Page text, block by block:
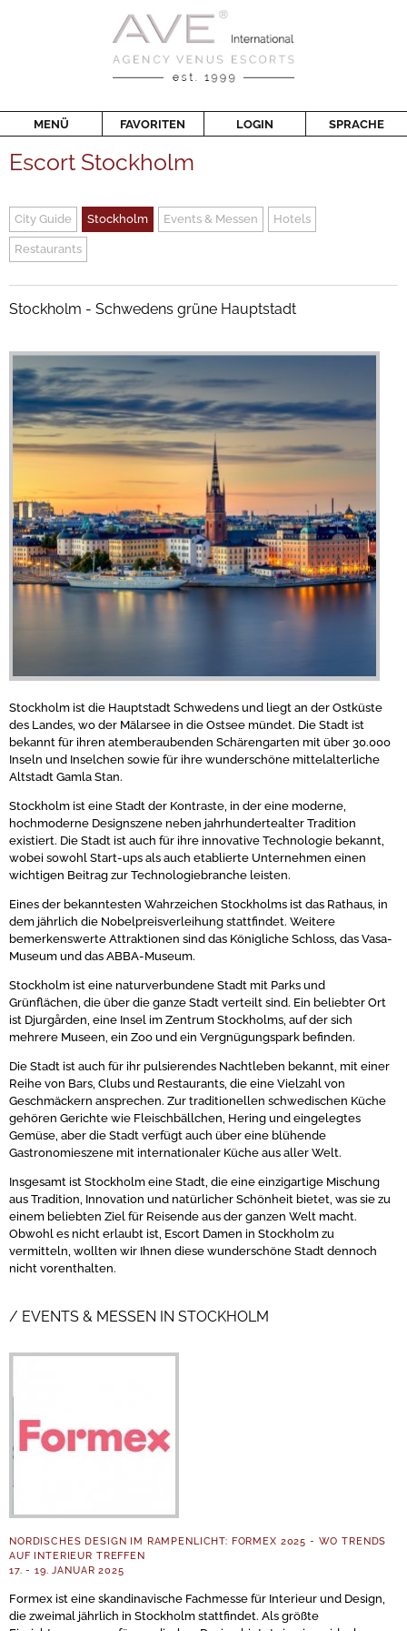
MENÜ FAVORITEN LOGIN SPRACHE
Escort Stockholm
City Guide Stockholm Events & Messen Hotels
Restaurants
Stockholm - Schwedens grüne Hauptstadt
Stockholm ist die Hauptstadt Schwedens und liegt an der Ostküste
des Landes, wo der Mälarsee in die Ostsee mündet. Die Stadt ist
bekannt für ihren atemberaubenden Schärengarten mit über 30.000
Inseln und Inselchen sowie für ihre wunderschöne mittelalterliche
Altstadt Gamla Stan.
Stockholm ist eine Stadt der Kontraste, in der eine moderne,
hochmoderne Designszene neben jahrhundertealter Tradition
existiert. Die Stadt ist auch für ihre innovative Technologie bekannt,
wobei sowohl Start-ups als auch etablierte Unternehmen einen
wichtigen Beitrag zur Technologiebranche leisten.
Eines der bekanntesten Wahrzeichen Stockholms ist das Rathaus, in
dem jährlich die Nobelpreisverleihung stattfindet. Weitere
bemerkenswerte Attraktionen sind das Königliche Schloss, das Vasa-
Museum und das ABBA-Museum.
Stockholm ist eine naturverbundene Stadt mit Parks und
Grünflächen, die über die ganze Stadt verteilt sind. Ein beliebter Ort
ist Djurgården, eine Insel im Zentrum Stockholms, auf der sich
mehrere Museen, ein Zoo und ein Vergnügungspark befinden.
Die Stadt ist auch für ihr pulsierendes Nachtleben bekannt, mit einer
Reihe von Bars, Clubs und Restaurants, die eine Vielzahl von
Geschmäckern ansprechen. Zur traditionellen schwedischen Küche
gehören Gerichte wie Fleischbällchen, Hering und eingelegtes
Gemüse, aber die Stadt verfügt auch über eine blühende
Gastronomieszene mit internationaler Küche aus aller Welt.
Insgesamt ist Stockholm eine Stadt, die eine einzigartige Mischung
aus Tradition, Innovation und natürlicher Schönheit bietet, was sie zu
einem beliebten Ziel für Reisende aus der ganzen Welt macht.
Obwohl es nicht erlaubt ist, Escort Damen in Stockholm zu
vermitteln, wollten wir Ihnen diese wunderschöne Stadt dennoch
nicht vorenthalten.
EVENTS & MESSEN IN STOCKHOLM
NORDISCHES DESIGN IM RAMPENLICHT: FORMEX 2025 - WO TRENDS
AUF INTERIEUR TREFFEN
17. - 19. JANUAR 2025
Formex ist eine skandinavische Fachmesse für Interieur und Design,
die zweimal jährlich in Stockholm stattfindet. Als größte